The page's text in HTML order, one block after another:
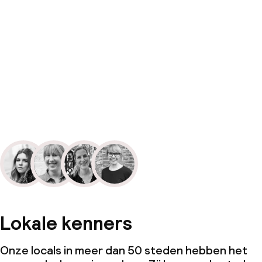
Lokale kenners
Onze locals in meer dan 50 steden hebben het